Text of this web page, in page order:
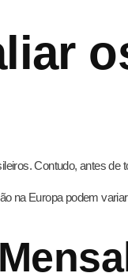
Contudo, antes
na Europa podem